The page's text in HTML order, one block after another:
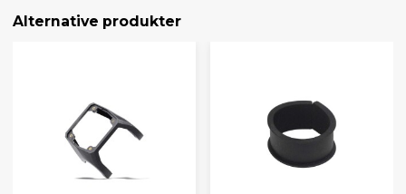
Alternative produkter